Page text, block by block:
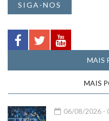
SIGA-NOS
MAIS
MAIS
06/08/2026 -